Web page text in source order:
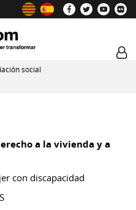
social
a la vivienda y a
con discapacidad